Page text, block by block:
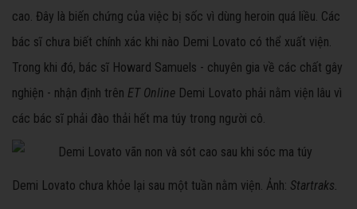
cao. Đây là biến chứng của việc bị sốc vì dùng heroin quá liều. Các
bác sĩ chưa biết chính xác khi nào Demi Lovato có thể xuất viện.
Trong khi đó, bác sĩ Howard Samuels - chuyên gia về các chất gây
nghiện - nhận định trên ET Online Demi Lovato phải nằm viện lâu vì
các bác sĩ phải đào thải hết ma túy trong người cô.
Demi Lovato chưa khỏe lại sau một tuần nằm viện. Ảnh: Startraks.